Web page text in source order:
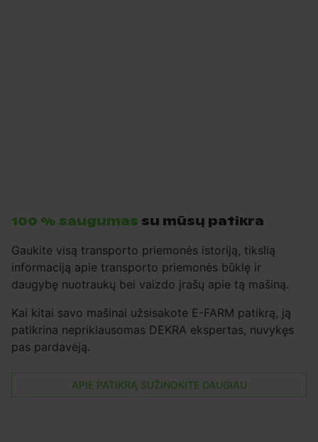
100 % saugumas su mūsų patikra
Gaukite visą transporto priemonės istoriją, tikslią
informaciją apie transporto priemonės būklę ir
daugybę nuotraukų bei vaizdo įrašų apie tą mašiną.
Kai kitai savo mašinai užsisakote E-FARM patikrą, ją
patikrina nepriklausomas DEKRA ekspertas, nuvykęs
pas pardavėją.
APIE PATIKRĄ SUŽINOKITE DAUGIAU